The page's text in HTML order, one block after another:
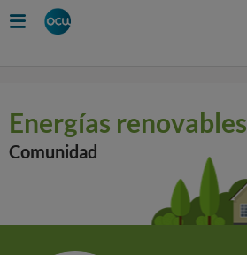
Energías renovables
Comunidad